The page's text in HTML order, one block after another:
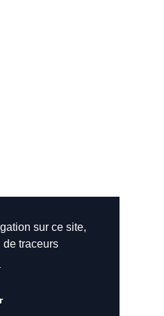
sur ce site,
traceurs